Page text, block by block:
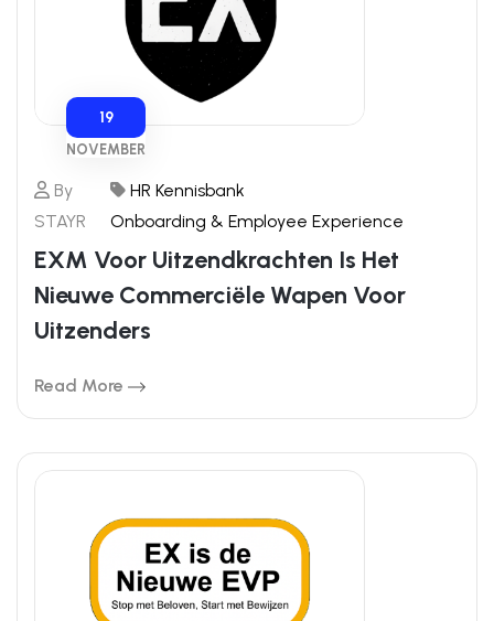
By
STAYR
HR Kennisbank
Onboarding & Employee Experience
EXM Voor Uitzendkrachten Is Het
Nieuwe Commerciële Wapen Voor
Uitzenders
Read More
19
NOVEMBER